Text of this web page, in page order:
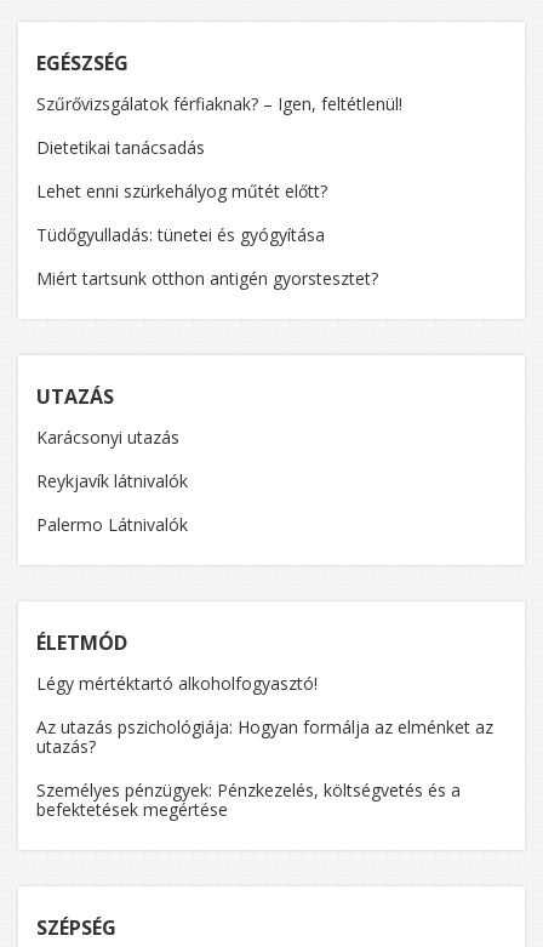
EGÉSZSÉG
Szűrővizsgálatok férfiaknak? – Igen, feltétlenül!
Dietetikai tanácsadás
Lehet enni szürkehályog műtét előtt?
Tüdőgyulladás: tünetei és gyógyítása
Miért tartsunk otthon antigén gyorstesztet?
UTAZÁS
Karácsonyi utazás
Reykjavík látnivalók
Palermo Látnivalók
ÉLETMÓD
Légy mértéktartó alkoholfogyasztó!
Az utazás pszichológiája: Hogyan formálja az elménket az
utazás?
Személyes pénzügyek: Pénzkezelés, költségvetés és a
befektetések megértése
SZÉPSÉG